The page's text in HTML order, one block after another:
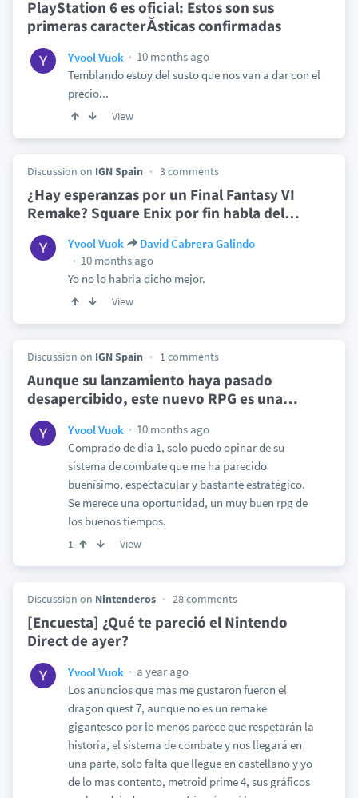
PlayStation 6 es oficial: Estos son sus
primeras caracterĂ­sticas confirmadas
Yvool Vuok
10 months ago
Temblando estoy del susto que nos van a dar con el
precio...
View
Discussion on IGN Spain 3 comments
¿Hay esperanzas por un Final Fantasy VI
Remake? Square Enix por fin habla del…
Yvool Vuok
David Cabrera Galindo
10 months ago
Yo no lo habria dicho mejor.
View
Discussion on IGN Spain 1 comments
Aunque su lanzamiento haya pasado
desapercibido, este nuevo RPG es una…
Yvool Vuok
10 months ago
Comprado de dia 1, solo puedo opinar de su
sistema de combate que me ha parecido
buenísimo, espectacular y bastante estratégico.
Se merece una oportunidad, un muy buen rpg de
los buenos tiempos.
1 View
Discussion on Nintenderos 28 comments
[Encuesta] ¿Qué te pareció el Nintendo
Direct de ayer?
Yvool Vuok
a year ago
Los anuncios que mas me gustaron fueron el
dragon quest 7, aunque no es un remake
gigantesco por lo menos parece que respetarán la
historia, el sistema de combate y nos llegará en
una parte, solo falta que llegue en castellano y yo
de lo mas contento, metroid prime 4, sus gráficos